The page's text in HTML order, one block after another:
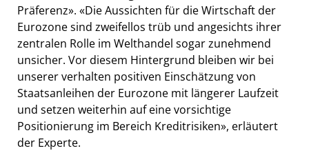
Präferenz». «Die Aussichten für die Wirtschaft der
Eurozone sind zweifellos trüb und angesichts ihrer
zentralen Rolle im Welthandel sogar zunehmend
unsicher. Vor diesem Hintergrund bleiben wir bei
unserer verhalten positiven Einschätzung von
Staatsanleihen der Eurozone mit längerer Laufzeit
und setzen weiterhin auf eine vorsichtige
Positionierung im Bereich Kreditrisiken», erläutert
der Experte.